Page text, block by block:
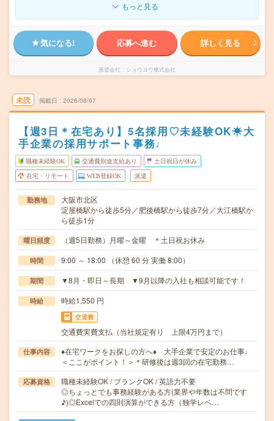
もっと見る
気になる! 応募へ進む 詳しく見る
派遣会社 ショウヨウ株式会社
未読 掲載日 2026/08/07
【週3日＊在宅あり】5名採用♡未経験OK☀大
手企業の採用サポート事務♩
職種未経験OK 交通費別途支給あり 土日祝日が休み
在宅・リモート WEB登録OK 派遣
勤務地
大阪市北区
淀屋橋駅から徒歩5分／肥後橋駅から徒歩7分／大江橋駅か
ら徒歩1分
曜日頻度 （週5日勤務）月曜～金曜 ＊土日祝お休み
時間 9:00 ～ 18:00 （休憩 60 分 実働 8:00）
期間 ▼8月・即日～長期 ▼9月以降の入社も相談可能です！
時給 時給1,550 円
交通費
交通費実費支払（当社規定有り 上限4万円まで）
仕事内容
♦在宅ワークをお探しの方へ♦ 大手企業で安定のお仕事♩
＜ここがポイント！＞＊研修後は週3回の在宅勤務…
応募資格
職種未経験OK / ブランクOK / 英語力不要
◎ちょっとでも事務経験がある方(業界や年数は不問です
♪)◎Excelでの四則演算ができる方（独学レベ…